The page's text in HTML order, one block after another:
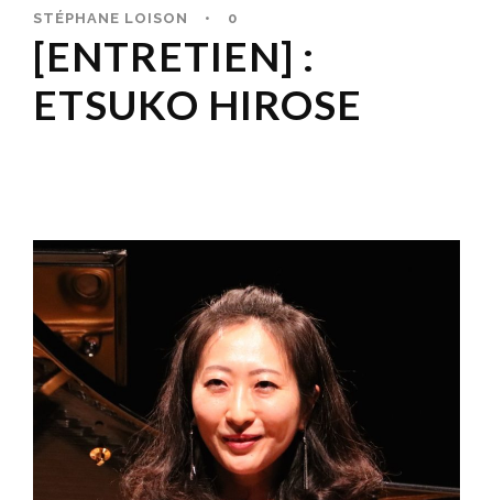
STÉPHANE LOISON • 0
[ENTRETIEN] :
ETSUKO HIROSE